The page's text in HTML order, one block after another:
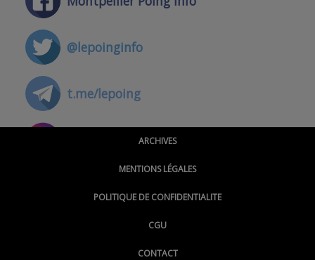
@lepoinginfo
t.me/lepoing
@montpellierpoinginfo
@LePoingMontpellier
ARCHIVES
MENTIONS LÉGALES
POLITIQUE DE CONFIDENTIALITE
CGU
CONTACT